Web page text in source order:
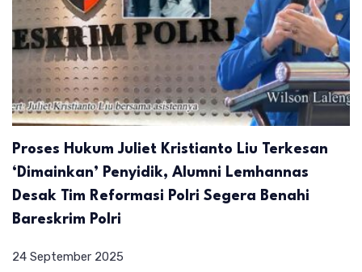
Proses Hukum Juliet Kristianto Liu Terkesan
‘Dimainkan’ Penyidik, Alumni Lemhannas
Desak Tim Reformasi Polri Segera Benahi
Bareskrim Polri
24 September 2025